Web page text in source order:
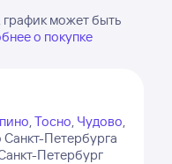
может быть
о покупке
,Тосно, Чудово,
Санкт-Петербурга
Петербург